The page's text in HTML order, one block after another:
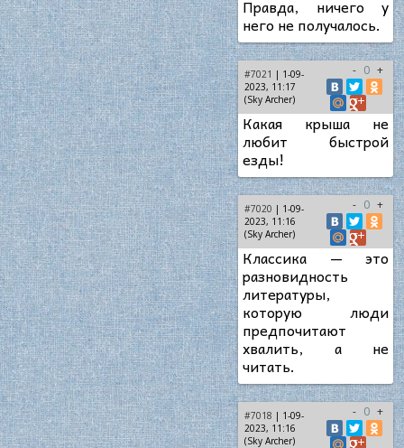
Правда, ничего у
него не получалось.
#7021 | 1-09-
2023, 11:17
(Sky Archer)
- 0 +
Какая крыша не
любит быстрой
езды!
#7020 | 1-09-
2023, 11:16
(Sky Archer)
- 0 +
Классика — это
разновидность
литературы,
которую люди
предпочитают
хвалить, а не
читать.
#7018 | 1-09-
2023, 11:16
(Sky Archer)
- 0 +